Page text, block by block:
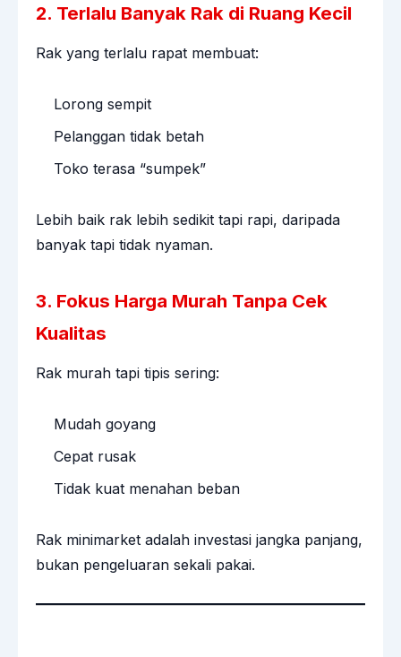
2. Terlalu Banyak Rak di Ruang Kecil
Rak yang terlalu rapat membuat:
Lorong sempit
Pelanggan tidak betah
Toko terasa “sumpek”
Lebih baik rak lebih sedikit tapi rapi, daripada
banyak tapi tidak nyaman.
3. Fokus Harga Murah Tanpa Cek
Kualitas
Rak murah tapi tipis sering:
Mudah goyang
Cepat rusak
Tidak kuat menahan beban
Rak minimarket adalah investasi jangka panjang,
bukan pengeluaran sekali pakai.